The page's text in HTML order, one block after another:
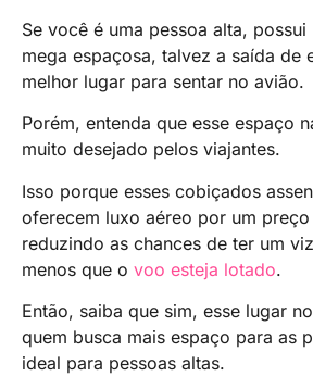
Se você é uma pessoa alta,
mega espaçosa, talvez a saída de
melhor lugar para sentar no avião.
Porém, entenda que esse espaço
muito desejado pelos viajantes.
Isso porque esses cobiçados
oferecem luxo aéreo por um
reduzindo as chances de ter um
menos que o voo esteja lotado.
Então, saiba que sim, esse lugar
quem busca mais espaço para as
ideal para pessoas altas.